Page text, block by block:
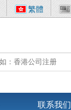
繁體
联系我们